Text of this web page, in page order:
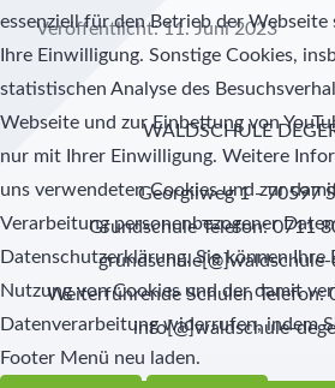
Veröffentlicht: 11. Juni 2023
WALDSCHULE
Georgiiweg 1 - 70597
Grundschule Telefon: 0711
Weiterführende Schulen Telefon:
info[@]waldschule-
essenziell für den Betrieb der
Ihre Einwilligung. Sonstige Cookies,
statistischen Analyse des
Webseite und zur Einbettung von
nur mit Ihrer Einwilligung. Weitere
uns verwendeten Cookies und zur
Verarbeitung personenbezogener
Datenschutzerklärung. Sie können Ihre
Nutzung von Cookies und der damit
Datenverarbeitung widerrufen, indem
Footer Menü neu laden.